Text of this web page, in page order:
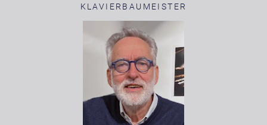
KLAVIERBAUMEISTER